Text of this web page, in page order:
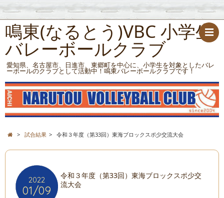
鳴東(なるとう)VBC 小学生
バレーボールクラブ
愛知県、名古屋市、日進市、東郷町を中心に、小学生を対象としたバレ
ーボールのクラブとして活動中！鳴東バレーボールクラブです！
> 試合結果 > 令和３年度（第33回）東海ブロックスポ少交流大会
2022
01/09
令和３年度（第33回）東海ブロックスポ少交
流大会